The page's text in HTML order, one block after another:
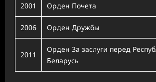
2001 Орден Почета
2006 Орден Дружбы
2011
Орден За заслуги перед
Беларусь